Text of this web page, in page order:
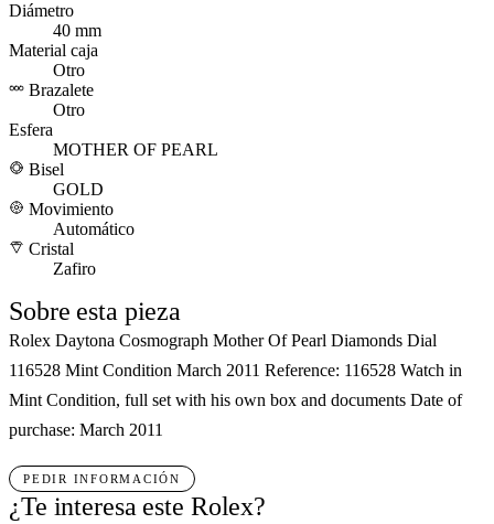
Diámetro
40 mm
Material caja
Otro
Brazalete
Otro
Esfera
MOTHER OF PEARL
Bisel
GOLD
Movimiento
Automático
Cristal
Zafiro
Sobre esta pieza
Rolex Daytona Cosmograph Mother Of Pearl Diamonds Dial
116528 Mint Condition March 2011 Reference: 116528 Watch in
Mint Condition, full set with his own box and documents Date of
purchase: March 2011
PEDIR INFORMACIÓN
¿Te interesa este Rolex?